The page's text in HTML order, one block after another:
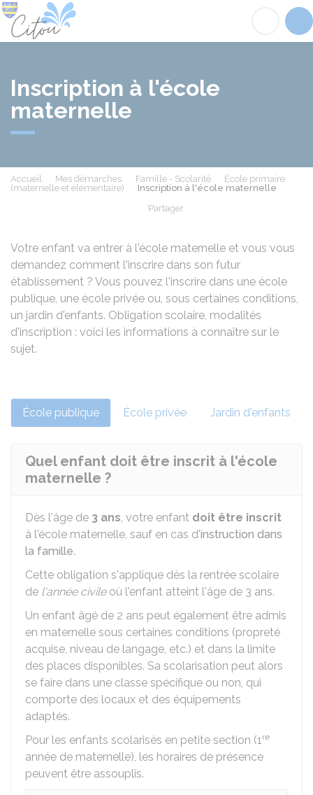
Inscription à l'école
maternelle
Accueil Mes démarches Famille - Scolarité
École primaire
(maternelle et élémentaire)
Inscription à l'école maternelle
Partager
Votre enfant va entrer à l'école maternelle et vous vous
demandez comment l'inscrire dans son futur
établissement ? Vous pouvez l'inscrire dans une école
publique, une école privée ou, sous certaines conditions,
un jardin d'enfants. Obligation scolaire, modalités
d'inscription : voici les informations à connaître sur le
sujet.
École publique École privée Jardin d'enfants
Quel enfant doit être inscrit à l'école
maternelle ?
Dès l'âge de 3 ans, votre enfant doit être inscrit
à l'école maternelle, sauf en cas d'instruction dans
la famille.
Cette obligation s'applique dès la rentrée scolaire
de l'année civileoù l'enfant atteint l'âge de 3 ans.
Un enfant âgé de 2 ans peut également être admis
en maternelle sous certaines conditions (propreté
acquise, niveau de langage, etc.) et dans la limite
des places disponibles. Sa scolarisation peut alors
se faire dans une classe spécifique ou non, qui
comporte des locaux et des équipements
adaptés.
Pour les enfants scolarisés en petite section (1re
année de maternelle), les horaires de présence
peuvent être assouplis.